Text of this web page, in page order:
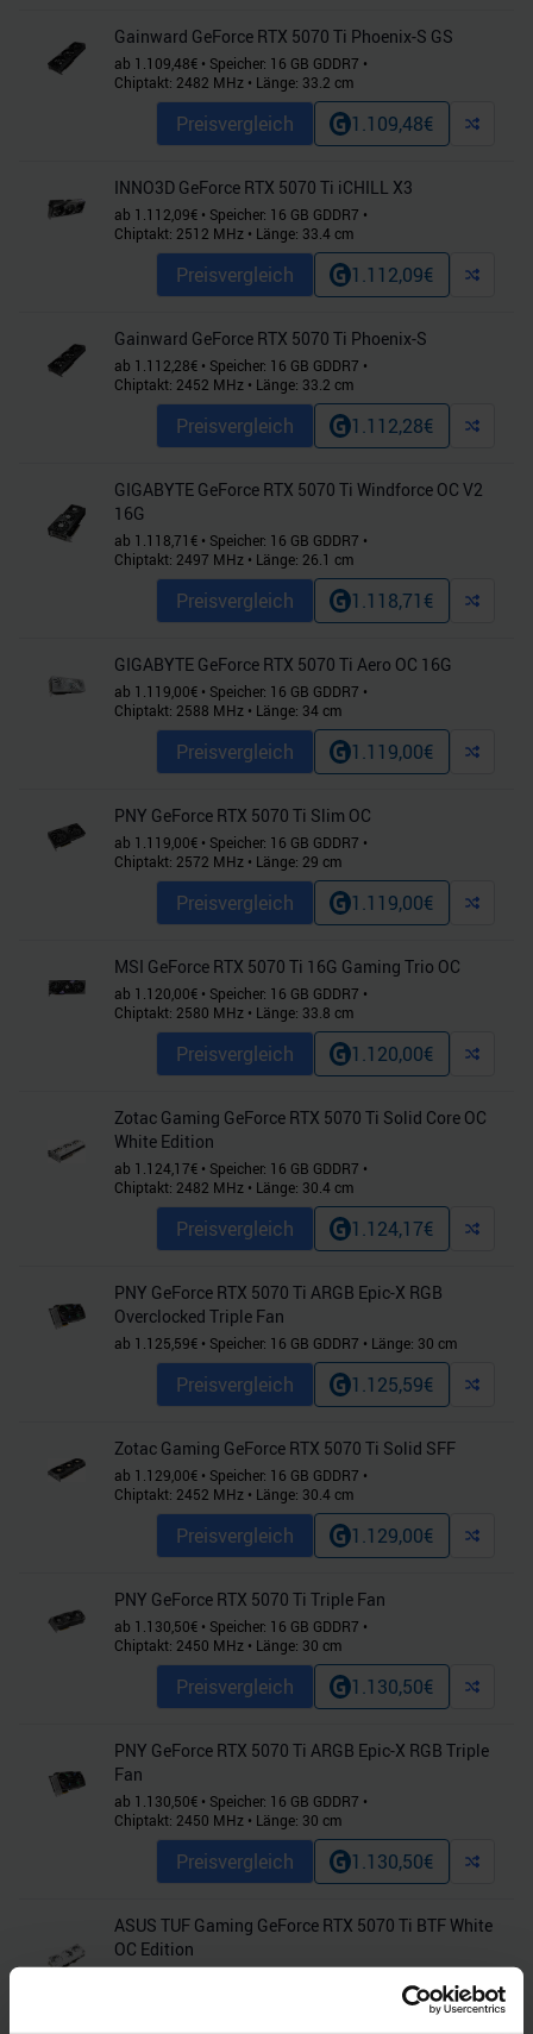
Gainward GeForce RTX 5070 Ti Phoenix-S GS
ab 1.109,48€ • Speicher: 16 GB GDDR7 •
Chiptakt: 2482 MHz • Länge: 33.2 cm
Preisvergleich 1.109,48€
INNO3D GeForce RTX 5070 Ti iCHILL X3
ab 1.112,09€ • Speicher: 16 GB GDDR7 •
Chiptakt: 2512 MHz • Länge: 33.4cm
Preisvergleich 1.112,09€
Gainward GeForce RTX 5070 Ti Phoenix-S
ab 1.112,28€ • Speicher: 16 GB GDDR7 •
Chiptakt: 2452 MHz • Länge: 33.2 cm
Preisvergleich 1.112,28€
GIGABYTE GeForce RTX 5070 Ti Windforce OC V2
16G
ab 1.118,71€ • Speicher: 16 GB GDDR7 •
Chiptakt: 2497 MHz • Länge: 26.1 cm
Preisvergleich 1.118,71 €
GIGABYTE GeForce RTX 5070 Ti Aero OC 16G
ab 1.119,00€ • Speicher: 16 GB GDDR7 •
Chiptakt: 2588 MHz • Länge: 34cm
Preisvergleich 1.119,00€
PNY GeForce RTX 5070 Ti Slim OC
ab 1.119,00€ • Speicher: 16 GB GDDR7 •
Chiptakt: 2572 MHz • Länge: 29 cm
Preisvergleich 1.119,00€
MSI GeForce RTX 5070 Ti 16G Gaming Trio OC
ab 1.120,00€ • Speicher: 16 GB GDDR7 •
Chiptakt: 2580 MHz • Länge: 33.8 cm
Preisvergleich 1.120,00€
Zotac Gaming GeForce RTX 5070 Ti Solid Core OC
White Edition
ab 1.124,17€ • Speicher: 16 GB GDDR7 •
Chiptakt: 2482 MHz • Länge: 30.4cm
Preisvergleich 1.124,17€
PNY GeForce RTX 5070 Ti ARGB Epic-X RGB
Overclocked Triple Fan
ab 1.125,59€ • Speicher: 16 GB GDDR7 • Länge: 30 cm
Preisvergleich 1.125,59€
Zotac Gaming GeForce RTX 5070 Ti Solid SFF
ab 1.129,00€ • Speicher: 16 GB GDDR7 •
Chiptakt: 2452 MHz • Länge: 30.4cm
Preisvergleich 1.129,00€
PNY GeForce RTX 5070 Ti Triple Fan
ab 1.130,50€ • Speicher: 16 GB GDDR7 •
Chiptakt: 2450 MHz • Länge: 30 cm
Preisvergleich 1.130,50€
PNY GeForce RTX 5070 Ti ARGB Epic-X RGB Triple
Fan
ab 1.130,50€ • Speicher: 16 GB GDDR7 •
Chiptakt: 2450 MHz • Länge: 30 cm
Preisvergleich 1.130,50€
ASUS TUF Gaming GeForce RTX 5070 Ti BTF White
OC Edition